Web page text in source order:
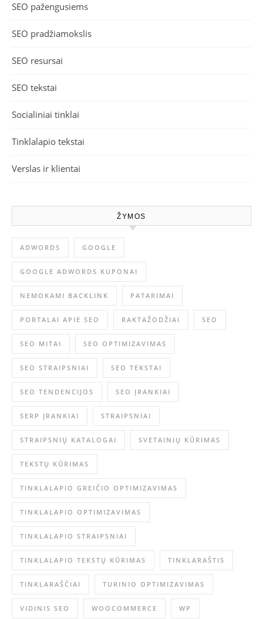
SEO pažengusiems
SEO pradžiamokslis
SEO resursai
SEO tekstai
Socialiniai tinklai
Tinklalapio tekstai
Verslas ir klientai
ŽYMOS
ADWORDS GOOGLE
GOOGLE ADWORDS KUPONAI
NEMOKAMI BACKLINK PATARIMAI
PORTALAI APIE SEO RAKTAŽODŽIAI SEO
SEO MITAI SEO OPTIMIZAVIMAS
SEO STRAIPSNIAI SEO TEKSTAI
SEO TENDENCIJOS SEO ĮRANKIAI
SERP ĮRANKIAI STRAIPSNIAI
STRAIPSNIŲ KATALOGAI SVETAINIŲ KŪRIMAS
TEKSTŲ KŪRIMAS
TINKLALAPIO GREIČIO OPTIMIZAVIMAS
TINKLALAPIO OPTIMIZAVIMAS
TINKLALAPIO STRAIPSNIAI
TINKLALAPIO TEKSTŲ KŪRIMAS TINKLARAŠTIS
TINKLARAŠČIAI TURINIO OPTIMIZAVIMAS
VIDINIS SEO WOOCOMMERCE WP